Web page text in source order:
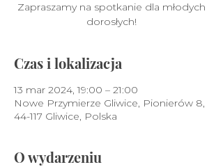
Zapraszamy na spotkanie dla młodych
dorosłych!
Czas i lokalizacja
13 mar 2024, 19:00 – 21:00
Nowe Przymierze Gliwice, Pionierów 8,
44-117 Gliwice, Polska
O wydarzeniu